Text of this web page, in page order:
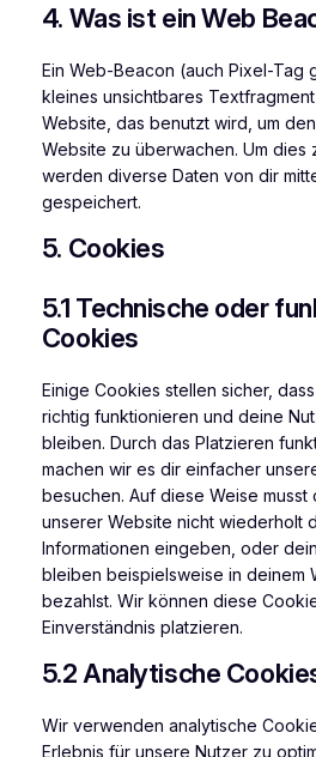
4. Was ist ein Web
Ein Web-Beacon (auch Pixel-Tag
kleines unsichtbares
Website, das benutzt wird, um
Website zu überwachen. Um dies
werden diverse Daten von dir
gespeichert.
5. Cookies
5.1 Technische oder
Cookies
Einige Cookies stellen sicher,
richtig funktionieren und deine
bleiben. Durch das Platzieren
machen wir es dir einfacher
besuchen. Auf diese Weise musst
unserer Website nicht wiederholt
Informationen eingeben, oder
bleiben beispielsweise in deinem
bezahlst. Wir können diese
Einverständnis platzieren.
5.2 Analytische
Wir verwenden analytische
Erlebnis für unsere Nutzer zu